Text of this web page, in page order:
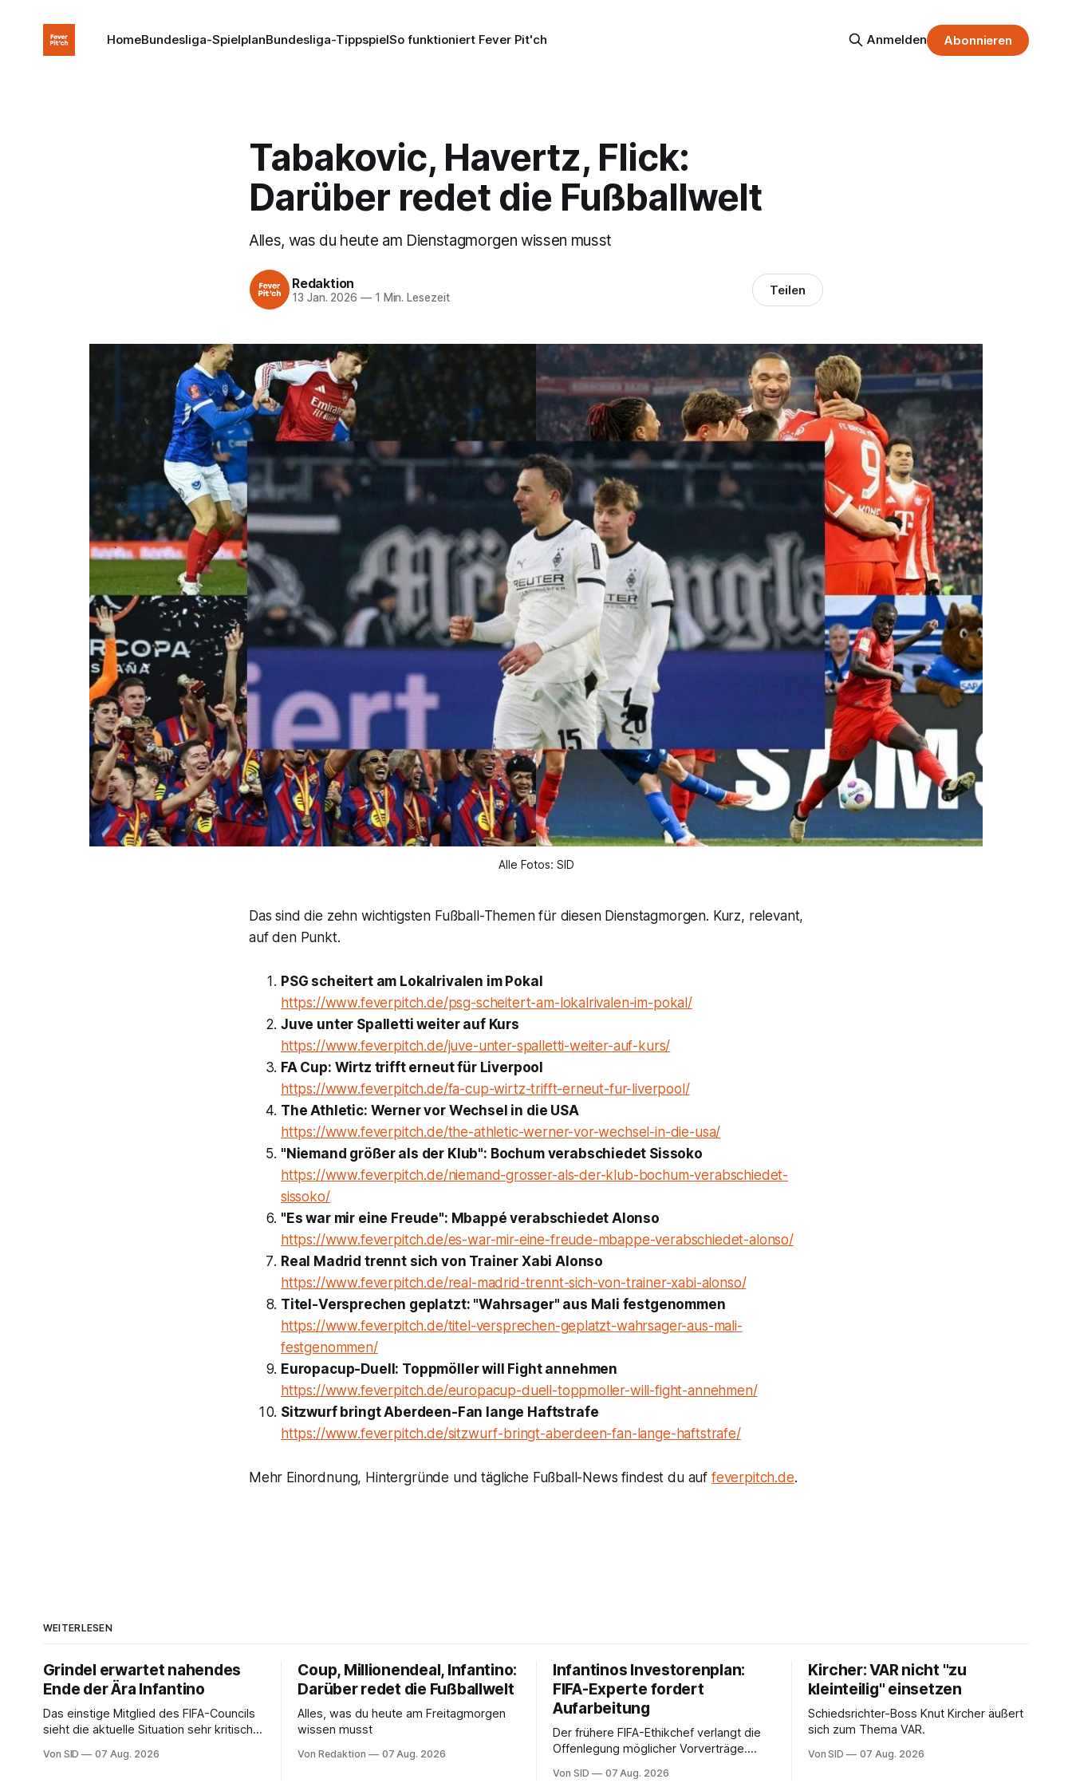
HomeBundesliga-SpielplanBundesliga-TippspielSo funktioniert Fever Pit'ch Anmelden Abonnieren
Tabakovic, Havertz, Flick:
Darüber redet die Fußballwelt
Alles, was du heute am Dienstagmorgen wissen musst
Redaktion
13 Jan. 2026 —1 Min. Lesezeit Teilen
Alle Fotos: SID
Das sind die zehn wichtigsten Fußball-Themen für diesen Dienstagmorgen. Kurz, relevant,
auf den Punkt.
PSG scheitert am Lokalrivalen im Pokal
https://www.feverpitch.de/psg-scheitert-am-lokalrivalen-im-pokal/
Juve unter Spalletti weiter auf Kurs
https://www.feverpitch.de/juve-unter-spalletti-weiter-auf-kurs/
FA Cup: Wirtz trifft erneut für Liverpool
https://www.feverpitch.de/fa-cup-wirtz-trifft-erneut-fur-liverpool/
The Athletic: Werner vor Wechsel in die USA
https://www.feverpitch.de/the-athletic-werner-vor-wechsel-in-die-usa/
"Niemand größer als der Klub": Bochum verabschiedet Sissoko
https://www.feverpitch.de/niemand-grosser-als-der-klub-bochum-verabschiedet-
sissoko/
"Es war mir eine Freude": Mbappé verabschiedet Alonso
https://www.feverpitch.de/es-war-mir-eine-freude-mbappe-verabschiedet-alonso/
Real Madrid trennt sich von Trainer Xabi Alonso
https://www.feverpitch.de/real-madrid-trennt-sich-von-trainer-xabi-alonso/
Titel-Versprechen geplatzt: "Wahrsager" aus Mali festgenommen
https://www.feverpitch.de/titel-versprechen-geplatzt-wahrsager-aus-mali-
festgenommen/
Europacup-Duell: Toppmöller will Fight annehmen
https://www.feverpitch.de/europacup-duell-toppmoller-will-fight-annehmen/
Sitzwurf bringt Aberdeen-Fan lange Haftstrafe
https://www.feverpitch.de/sitzwurf-bringt-aberdeen-fan-lange-haftstrafe/
Mehr Einordnung, Hintergründe und tägliche Fußball-News findest du auf feverpitch.de.
WEITERLESEN
Grindel erwartet nahendes
Ende der Ära Infantino
Das einstige Mitglied des FIFA-Councils
sieht die aktuelle Situation sehr kritisch
Von SID 07 Aug. 2026
Coup, Millionendeal, Infantino:
Darüber redet die Fußballwelt
Alles, was du heute am Freitagmorgen
wissen musst
Von Redaktion 07 Aug. 2026
Infantinos Investorenplan:
FIFA-Experte fordert
Aufarbeitung
Der frühere FIFA-Ethikchef verlangt die
Offenlegung möglicher Vorverträge.
Infantinos Rolle entscheidend sein.
Von SID 07 Aug. 2026
Kircher: VAR nicht "zu
kleinteilig" einsetzen
Schiedsrichter-Boss Knut Kircher äußert
sich zum Thema VAR.
Von SID 07 Aug. 2026